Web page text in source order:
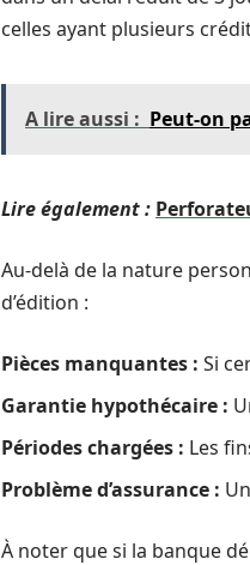
celles ayant plusieurs
A lire aussi : Peut-on
Lire également :
Au-delà de la nature
d’édition :
Pièces manquantes : Si
Garantie hypothécaire :
Périodes chargées : Les
Problème d’assurance :
À noter que si la banque